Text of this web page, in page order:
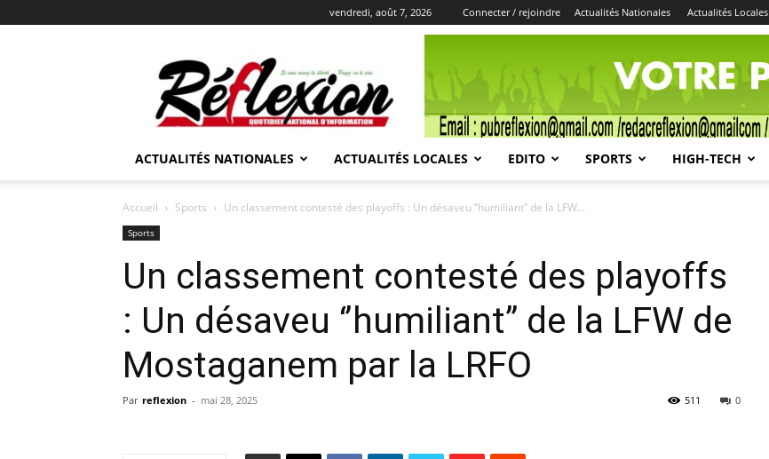
vendredi, août 7, 2026 Connecter / rejoindre Actualités Nationales Actualités Locales
REFLEXION
ACTUALITÉS NATIONALES ACTUALITÉS LOCALES EDITO SPORTS HIGH-TECH
Accueil Sports Un classement contesté des playoffs : Un désaveu ‘’humiliant’’ de la LFW...
Sports
Un classement contesté des playoffs
: Un désaveu ‘’humiliant’’ de la LFW de
Mostaganem par la LRFO
Par reflexion - mai 28, 2025 0
511